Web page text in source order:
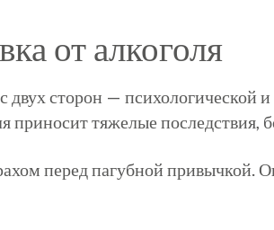
от алкоголя
двух сторон —
тяжелые последствия,
перед пагубной привычкой.